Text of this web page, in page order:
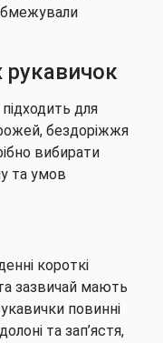
для
бездоріжжя
вибирати
та умов
короткі
зазвичай мають
повинні
та зап’ястя,